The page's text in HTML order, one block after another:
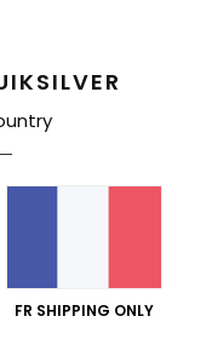
FR SHIPPING ONLY